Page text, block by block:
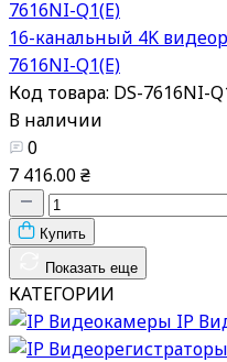
16-канальный 4K
7616NI-Q1(E)
Код товара: DS-7616NI-
В наличии
0
7 416.00 ₴
Купить
Показать еще
КАТЕГОРИИ
IP